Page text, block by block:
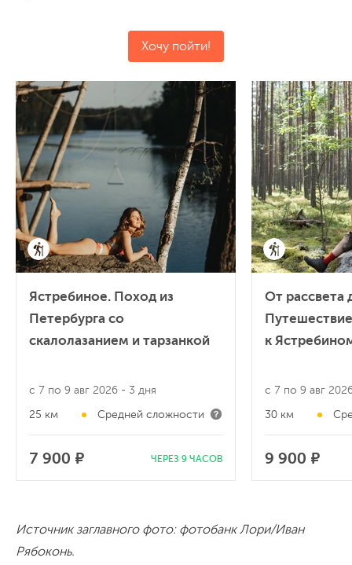
Хочу пойти!
Ястребиное. Поход из
Петербурга со
скалолазанием и тарзанкой
с 7 по 9 авг 2026 - 3 дня
25 км Средней сложности
7 900 ₽ ЧЕРЕЗ 9 ЧАСОВ
От рассвета
к
с 7 по 9 авг
30 км
9 900 ₽
Источник заглавного фото: фотобанк Лори/Иван
Рябоконь.